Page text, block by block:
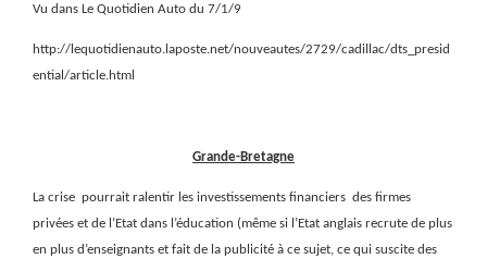
Vu dans Le Quotidien Auto du 7/1/9
http://lequotidienauto.laposte.net/nouveautes/2729/cadillac/dts_presid
ential/article.html
Grande-Bretagne
La crise pourrait ralentir les investissements financiers des firmes
privées et de l’Etat dans l’éducation (même si l’Etat anglais recrute de plus
en plus d’enseignants et fait de la publicité à ce sujet, ce qui suscite des